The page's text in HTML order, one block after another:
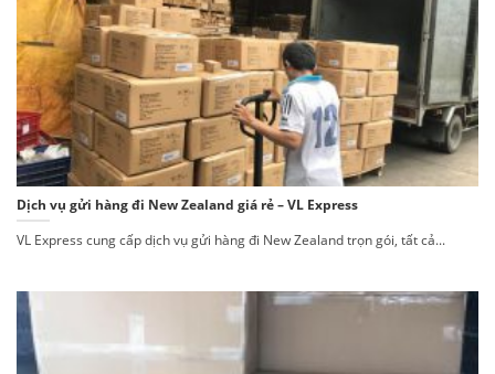
Dịch vụ gửi hàng đi New Zealand giá rẻ – VL Express
VL Express cung cấp dịch vụ gửi hàng đi New Zealand trọn gói, tất cả...